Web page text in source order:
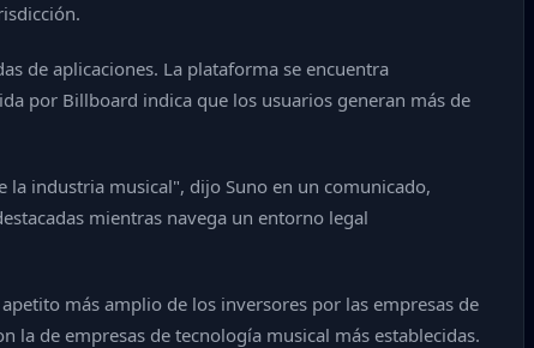
de aplicaciones. La plataforma se encuentra
por Billboard indica que los usuarios generan más de
la industria musical", dijo Suno en un comunicado,
mientras navega un entorno legal
más amplio de los inversores por las empresas de
la de empresas de tecnología musical más establecidas.